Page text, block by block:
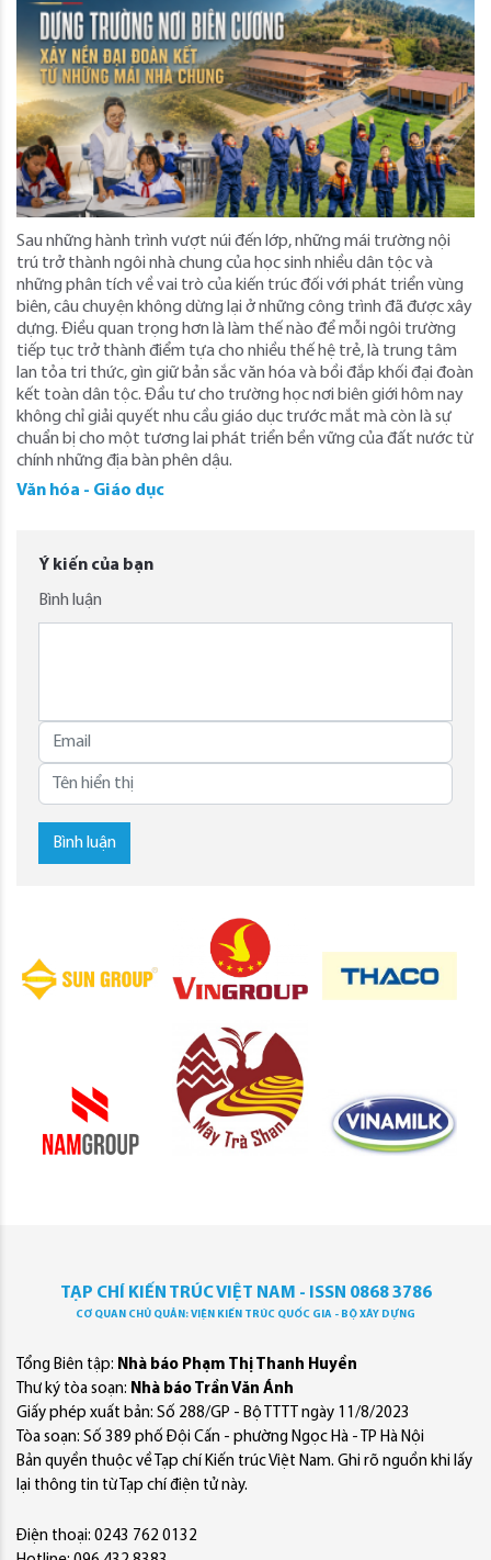
Sau những hành trình vượt núi đến lớp, những mái trường nội
trú trở thành ngôi nhà chung của học sinh nhiều dân tộc và
những phân tích về vai trò của kiến trúc đối với phát triển vùng
biên, câu chuyện không dừng lại ở những công trình đã được xây
dựng. Điều quan trọng hơn là làm thế nào để mỗi ngôi trường
tiếp tục trở thành điểm tựa cho nhiều thế hệ trẻ, là trung tâm
lan tỏa tri thức, gìn giữ bản sắc văn hóa và bồi đắp khối đại đoàn
kết toàn dân tộc. Đầu tư cho trường học nơi biên giới hôm nay
không chỉ giải quyết nhu cầu giáo dục trước mắt mà còn là sự
chuẩn bị cho một tương lai phát triển bền vững của đất nước từ
chính những địa bàn phên dậu.
Văn hóa - Giáo dục
Ý kiến của bạn
Bình luận
Bình luận
TẠP CHÍ KIẾN TRÚC VIỆT NAM - ISSN 0868 3786
CƠ QUAN CHỦ QUẢN: VIỆN KIẾN TRÚC QUỐC GIA - BỘ XÂY DỰNG
Tổng Biên tập: Nhà báo Phạm Thị Thanh Huyền
Thư ký tòa soạn: Nhà báo Trần Văn Ánh
Giấy phép xuất bản: Số 288/GP - Bộ TTTT ngày 11/8/2023
Tòa soạn: Số 389 phố Đội Cấn - phường Ngọc Hà - TP Hà Nội
Bản quyền thuộc về Tạp chí Kiến trúc Việt Nam. Ghi rõ nguồn khi lấy
lại thông tin từ Tạp chí điện tử này.
Điện thoại: 0243 762 0132